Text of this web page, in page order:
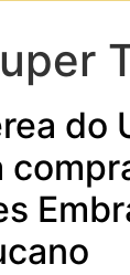
do